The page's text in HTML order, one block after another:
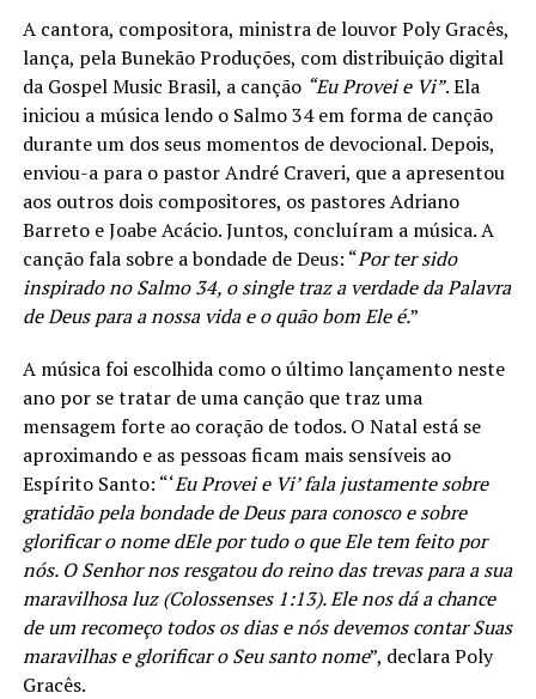
A cantora, compositora, ministra de louvor Poly Gracês,
lança, pela Bunekão Produções, com distribuição digital
da Gospel Music Brasil, a canção “Eu Provei e Vi”. Ela
iniciou a música lendo o Salmo 34 em forma de canção
durante um dos seus momentos de devocional. Depois,
enviou-a para o pastor André Craveri, que a apresentou
aos outros dois compositores, os pastores Adriano
Barreto e Joabe Acácio. Juntos, concluíram a música. A
canção fala sobre a bondade de Deus: “Por ter sido
inspirado no Salmo 34, o single traz a verdade da Palavra
de Deus para a nossa vida e o quão bom Ele é.”
A música foi escolhida como o último lançamento neste
ano por se tratar de uma canção que traz uma
mensagem forte ao coração de todos. O Natal está se
aproximando e as pessoas ficam mais sensíveis ao
Espírito Santo: “‘Eu Provei e Vi’ fala justamente sobre
gratidão pela bondade de Deus para conosco e sobre
glorificar o nome dEle por tudo o que Ele tem feito por
nós. O Senhor nos resgatou do reino das trevas para a sua
maravilhosa luz (Colossenses 1:13). Ele nos dá a chance
de um recomeço todos os dias e nós devemos contar Suas
maravilhas e glorificar o Seu santo nome”, declara Poly
Gracês.